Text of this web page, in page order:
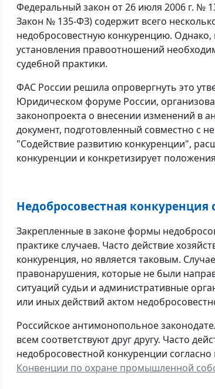
Федеральный закон от 26 июля 2006 г. №
Закон № 135-ФЗ) содержит всего
недобросовестную конкуренцию.
установления правоотношений
судебной практики.
ФАС России решила опровергнуть это
Юридическом форуме России,
законопроекта о внесении изменений в
документ, подготовленный совместно с
"Содействие развитию конкуренции",
конкуренции и конкретизирует
Недобросовестная конкуренция
Закрепленные в законе формы
практике случаев. Часто действие
конкуренция, но является таковым.
правонарушения, которые не были
ситуаций судьи и административные
или иных действий актом
Российское антимонопольное
всем соответствуют друг другу. Часто
недобросовестной конкуренции
Конвенции по охране промышленной